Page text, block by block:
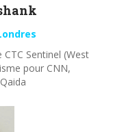
Sentinel (West
pour CNN,